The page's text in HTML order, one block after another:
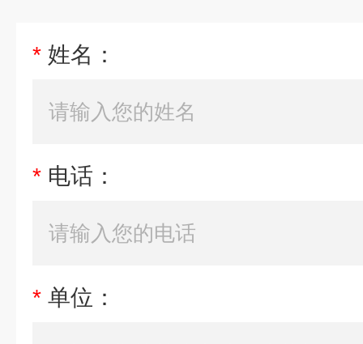
* 姓名：
* 电话：
* 单位：